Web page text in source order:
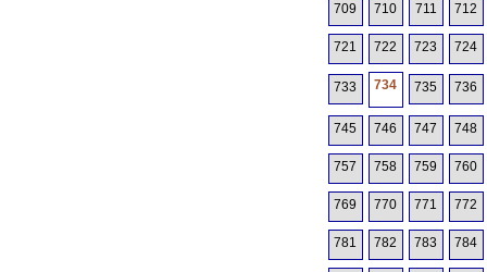
709 710 711 712
721 722 723 724
733 734 735 736
745 746 747 748
757 758 759 760
769 770 771 772
781 782 783 784